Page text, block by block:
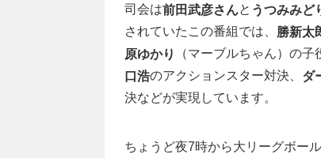
司会は前田武彦さんと うつみみど
されていたこの番組では、 勝新太
原ゆかり
（マーブルちゃん）の子
口浩のアクションスター対決、 ダ
決などが実現しています。
ちょうど夜7時から大リーグボー